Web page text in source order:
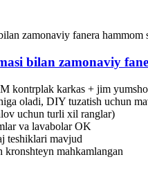
bilan zamonaviy
kontrplak karkas + jim
oladi, DIY tuzatish uchun
uchun turli xil ranglar)
va lavabolar OK
teshiklari mavjud
mahkamlangan